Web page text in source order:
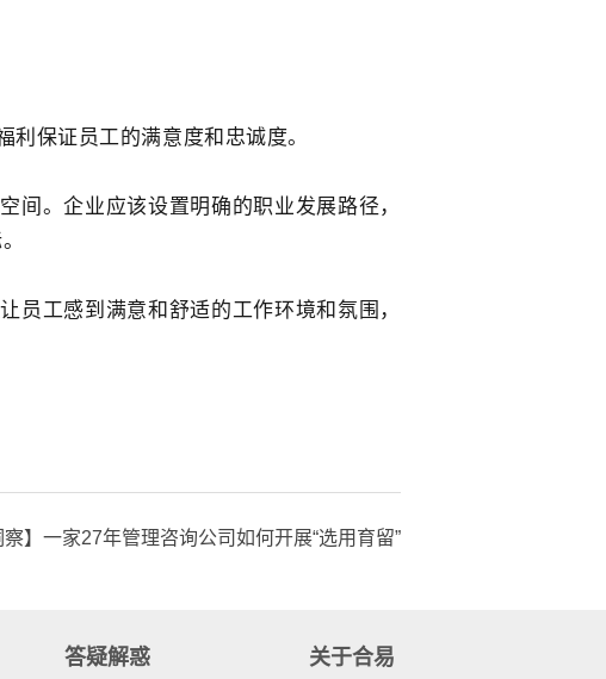
保证员工的满意度和忠诚度。
。企业应该设置明确的职业发展路径，
工感到满意和舒适的工作环境和氛围，
察】一家27年管理咨询公司如何开展“选用育留”
答疑解惑 关于合易